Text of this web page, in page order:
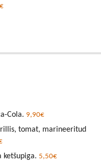
Cola. 9,90€
tomat, marineeritud
ketšupiga. 5,50€